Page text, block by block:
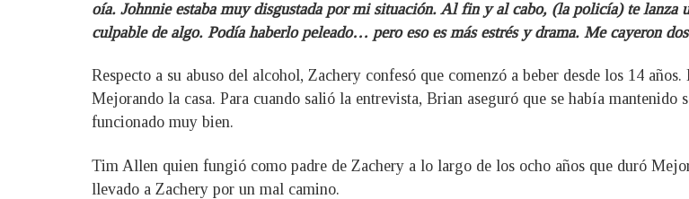
oía. Johnnie estaba muy disgustada por mi situación. Al fin y al cabo, (la policía) te lanza
culpable de algo. Podía haberlo peleado… pero eso es más estrés y drama. Me cayeron
Respecto a su abuso del alcohol, Zachery confesó que comenzó a beber desde los 14
Mejorando la casa. Para cuando salió la entrevista, Brian aseguró que se había mantenido
funcionado muy bien.
Tim Allen quien fungió como padre de Zachery a lo largo de los ocho años que duró
llevado a Zachery por un mal camino.